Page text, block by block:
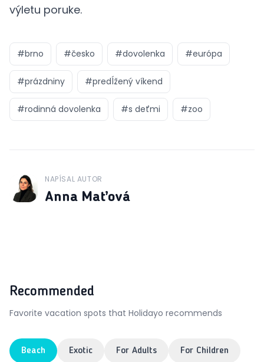
výletu poruke.
#brno #česko #dovolenka #európa
#prázdniny #predĺžený víkend
#rodinná dovolenka #s deťmi #zoo
J
NAPÍSAL AUTOR
Anna Maťová
Recommended
Favorite vacation spots that Holidayo recommends
Beach Exotic For Adults For Children